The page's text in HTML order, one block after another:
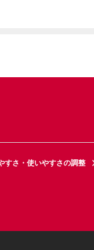
すさ・使いやすさの調整